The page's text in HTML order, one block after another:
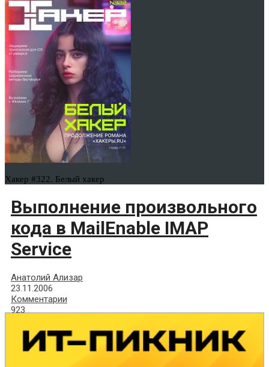
Хакер #322. Белый хакер
Выполнение произвольного
кода в MailEnable IMAP
Service
Анатолий Ализар
23.11.2006
Комментарии
923